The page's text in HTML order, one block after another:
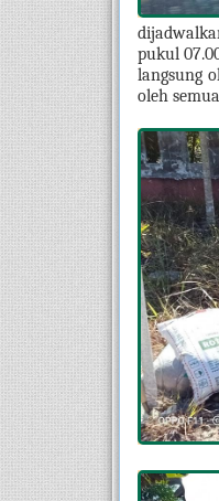
pukul
langsung
oleh